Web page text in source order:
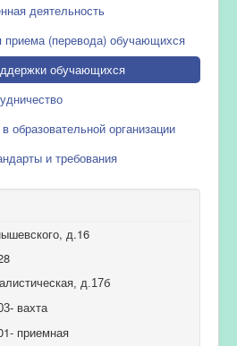
деятельность
приема (перевода) обучающихся
обучающихся
образовательной организации
и требования
д.16
д.17б
вахта
приемная